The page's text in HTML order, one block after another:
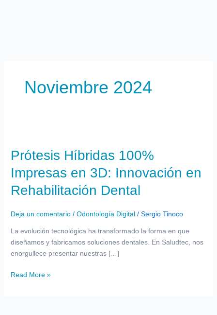
Noviembre 2024
Prótesis Híbridas 100%
Impresas en 3D: Innovación en
Rehabilitación Dental
Deja un comentario / Odontología Digital/ Sergio Tinoco
La evolución tecnológica ha transformado la forma en que
diseñamos y fabricamos soluciones dentales. En Saludtec, nos
enorgullece presentar nuestras […]
100%
en
3D:
Innovación
Rehabilitación
Dental
Read More »